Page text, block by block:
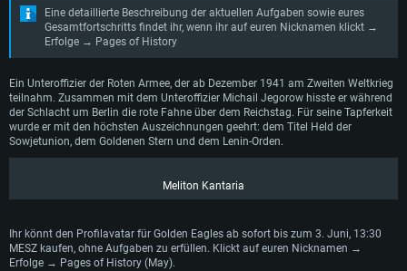
Eine detaillierte Beschreibung der aktuellen Aufgaben sowie eures
Gesamtfortschritts findet ihr, wenn ihr auf euren Nicknamen klickt →
Erfolge → Pages of History
Ein Unteroffizier der Roten Armee, der ab Dezember 1941 am Zweiten Weltkrieg
teilnahm. Zusammen mit dem Unteroffizier Michail Jegorow hisste er während
der Schlacht um Berlin die rote Fahne über dem Reichstag. Für seine Tapferkeit
wurde er mit den höchsten Auszeichnungen geehrt: dem Titel Held der
Sowjetunion, dem Goldenen Stern und dem Lenin-Orden.
Meliton Kantaria
Ihr könnt den Profilavatar für Golden Eagles ab sofort bis zum 3. Juni, 13:30
MESZ kaufen, ohne Aufgaben zu erfüllen. Klickt auf euren Nicknamen →
Erfolge → Pages of History (May).